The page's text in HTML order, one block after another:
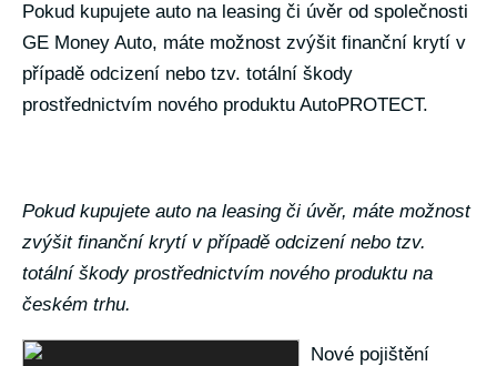
Pokud kupujete auto na leasing či úvěr od společnosti
GE Money Auto, máte možnost zvýšit finanční krytí v
případě odcizení nebo tzv. totální škody
prostřednictvím nového produktu AutoPROTECT.
Pokud kupujete auto na leasing či úvěr, máte možnost
zvýšit finanční krytí v případě odcizení nebo tzv.
totální škody prostřednictvím nového produktu na
českém trhu.
Nové pojištění